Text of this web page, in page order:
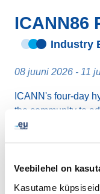
Veebilehel on
Kasutame
ICANN86
Industry
08 juuni 2026 - 11
ICANN's four-day
the community to
and connect
Seville -